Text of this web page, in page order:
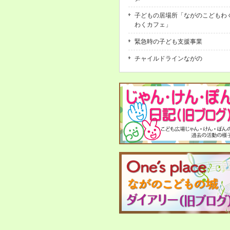
子どもの居場所「ながのこどもわ
わくカフェ」
緊急時の子ども支援事業
チャイルドラインながの